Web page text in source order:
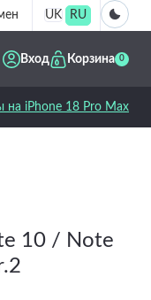
UK RU
Вход Корзина 0
на iPhone 18 Pro Max
10 / Note